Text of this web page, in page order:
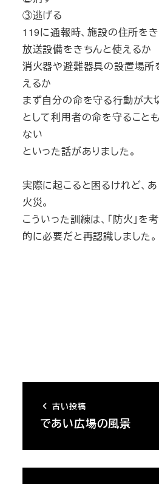
③逃げる
119に通報時、施設の住所を
放送設備をきちんと使えるか
消火器や避難器具の設置場所
えるか
まず自分の命を守る行動が大
として利用者の命を守ること
ない
といった話がありました。
実際に起こると困るけれど、
火災。
こういった訓練は、「防火」を
的に必要だと再認識しました。
古い投稿
であい広場の風景